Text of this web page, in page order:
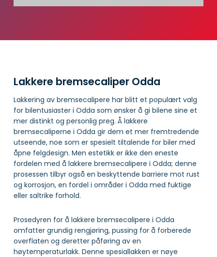
Lakkere bremsecaliper Odda
Lakkering av bremsecalipere har blitt et populært valg
for bilentusiaster i Odda som ønsker å gi bilene sine et
mer distinkt og personlig preg. Å lakkere
bremsecaliperne i Odda gir dem et mer fremtredende
utseende, noe som er spesielt tiltalende for biler med
åpne felgdesign. Men estetikk er ikke den eneste
fordelen med å lakkere bremsecalipere i Odda; denne
prosessen tilbyr også en beskyttende barriere mot rust
og korrosjon, en fordel i områder i Odda med fuktige
eller saltrike forhold.
Prosedyren for å lakkere bremsecalipere i Odda
omfatter grundig rengjøring, pussing for å forberede
overflaten og deretter påføring av en
høytemperaturlakk. Denne spesiallakken er nøye